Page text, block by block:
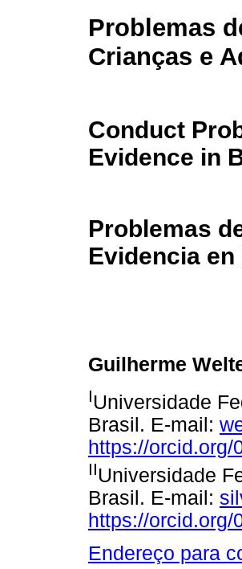
Problemas
Crianças e
Conduct
Evidence in
Problemas
Evidencia en
Guilherme
IUniversidade
Brasil. E-mail:
https://orcid.org/
IIUniversidade
Brasil. E-mail:
https://orcid.org/
Endereço para